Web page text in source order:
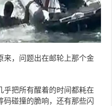
来，问题出在邮轮上那个金
乎把所有醒着的时间都耗在
码碰撞的脆响，还有那些闪